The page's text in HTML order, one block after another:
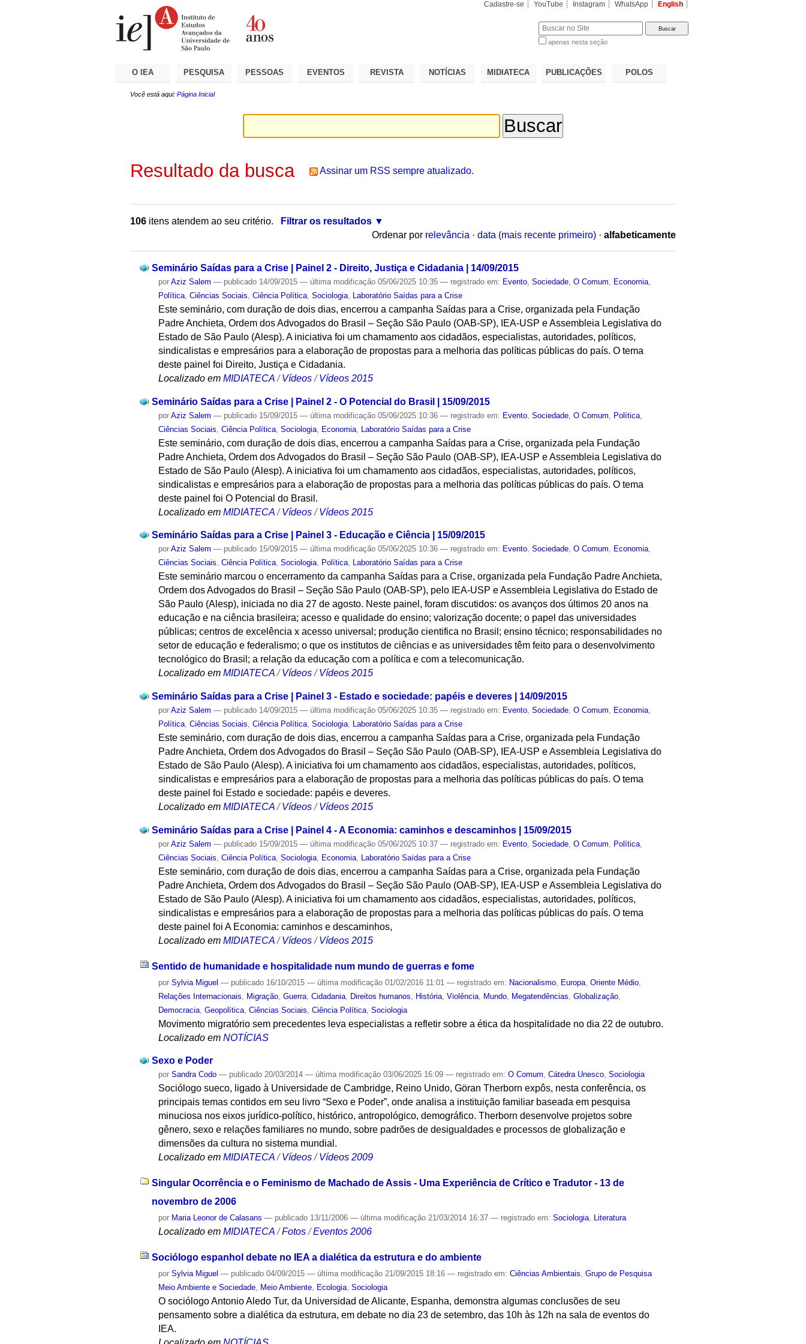
Cadastre-se YouTube Instagram WhatsApp English
apenas nesta seção
O IEA PESQUISA PESSOAS EVENTOS REVISTA NOTÍCIAS MIDIATECA PUBLICAÇÕES POLOS
Você está aqui: Página Inicial
Resultado da busca Assinar um RSS sempre atualizado.
106 itens atendem ao seu critério.
Filtrar os resultados
Ordenar por relevância · data (mais recente primeiro) · alfabeticamente
Seminário Saídas para a Crise | Painel 2 - Direito, Justiça e Cidadania | 14/09/2015
porAziz Salem — publicado 14/09/2015— última modificação 05/06/2025 10:35— registrado em: Evento ,Sociedade ,O Comum Economia
Política ,Ciências Sociais ,Ciência Política ,Sociologia Laboratório Saídas para a Crise
Este seminário, com duração de dois dias, encerrou a campanha Saídas para a Crise, organizada pela Fundação
Padre Anchieta, Ordem dos Advogados do Brasil – Seção São Paulo (OAB-SP), IEA-USP e Assembleia Legislativa do
Estado de São Paulo (Alesp). A iniciativa foi um chamamento aos cidadãos, especialistas, autoridades, políticos,
sindicalistas e empresários para a elaboração de propostas para a melhoria das políticas públicas do país. O tema
deste painel foi Direito, Justiça e Cidadania.
Localizado em MIDIATECA /Vídeos /Vídeos 2015
Seminário Saídas para a Crise | Painel 2 - O Potencial do Brasil | 15/09/2015
porAziz Salem — publicado 15/09/2015— última modificação 05/06/2025 10:36— registrado em: Evento ,Sociedade ,O Comum Política
Ciências Sociais ,Ciência Política ,Sociologia Economia Laboratório Saídas para a Crise
Este seminário, com duração de dois dias, encerrou a campanha Saídas para a Crise, organizada pela Fundação
Padre Anchieta, Ordem dos Advogados do Brasil – Seção São Paulo (OAB-SP), IEA-USP e Assembleia Legislativa do
Estado de São Paulo (Alesp). A iniciativa foi um chamamento aos cidadãos, especialistas, autoridades, políticos,
sindicalistas e empresários para a elaboração de propostas para a melhoria das políticas públicas do país. O tema
deste painel foi O Potencial do Brasil.
Localizado em MIDIATECA /Vídeos /Vídeos 2015
Seminário Saídas para a Crise | Painel 3 - Educação e Ciência | 15/09/2015
porAziz Salem — publicado 15/09/2015— última modificação 05/06/2025 10:36— registrado em: Evento,Sociedade,O Comum, Economia,
Ciências Sociais,Ciência Política,Sociologia, Política, Laboratório Saídas para a Crise
Este seminário marcou o encerramento da campanha Saídas para a Crise, organizada pela Fundação Padre Anchieta,
Ordem dos Advogados do Brasil – Seção São Paulo (OAB-SP), pelo IEA-USP e Assembleia Legislativa do Estado de
São Paulo (Alesp), iniciada no dia 27 de agosto. Neste painel, foram discutidos: os avanços dos últimos 20 anos na
educação e na ciência brasileira; acesso e qualidade do ensino; valorização docente; o papel das universidades
públicas; centros de excelência x acesso universal; produção cientifica no Brasil; ensino técnico; responsabilidades no
setor de educação e federalismo; o que os institutos de ciências e as universidades têm feito para o desenvolvimento
tecnológico do Brasil; a relação da educação com a política e com a telecomunicação.
Localizado em MIDIATECA /Vídeos /Vídeos 2015
Seminário Saídas para a Crise | Painel 3 - Estado e sociedade: papéis e deveres | 14/09/2015
porAziz Salem — publicado 14/09/2015— última modificação 05/06/2025 10:35— registrado em: Evento,Sociedade,O Comum, Economia,
Política,Ciências Sociais,Ciência Política,Sociologia, Laboratório Saídas para a Crise
Este seminário, com duração de dois dias, encerrou a campanha Saídas para a Crise, organizada pela Fundação
Padre Anchieta, Ordem dos Advogados do Brasil – Seção São Paulo (OAB-SP), IEA-USP e Assembleia Legislativa do
Estado de São Paulo (Alesp). A iniciativa foi um chamamento aos cidadãos, especialistas, autoridades, políticos,
sindicalistas e empresários para a elaboração de propostas para a melhoria das políticas públicas do país. O tema
deste painel foi Estado e sociedade: papéis e deveres.
Localizado em MIDIATECA /Vídeos /Vídeos 2015
Seminário Saídas para a Crise | Painel 4 - A Economia: caminhos e descaminhos | 15/09/2015
porAziz Salem — publicado 15/09/2015— última modificação 05/06/2025 10:37— registrado em: Evento ,Sociedade ,O Comum Política
Ciências Sociais ,Ciência Política ,Sociologia Economia Laboratório Saídas para a Crise
Este seminário, com duração de dois dias, encerrou a campanha Saídas para a Crise, organizada pela Fundação
Padre Anchieta, Ordem dos Advogados do Brasil – Seção São Paulo (OAB-SP), IEA-USP e Assembleia Legislativa do
Estado de São Paulo (Alesp). A iniciativa foi um chamamento aos cidadãos, especialistas, autoridades, políticos,
sindicalistas e empresários para a elaboração de propostas para a melhoria das políticas públicas do país. O tema
deste painel foi A Economia: caminhos e descaminhos,
Localizado em MIDIATECA /Vídeos /Vídeos 2015
Sentido de humanidade e hospitalidade num mundo de guerras e fome
porSylvia Miguel — publicado 16/10/2015— última modificação 01/02/2016 11:01— registrado em: Nacionalismo Europa ,Oriente Médio
Relações Internacionais
Migração ,Guerra ,Cidadania Direitos humanos História ,Violência Mundo Megatendências ,Globalização
Democracia ,Geopolítica ,Ciências Sociais ,Ciência Política ,Sociologia
Movimento migratório sem precedentes leva especialistas a refletir sobre a ética da hospitalidade no dia 22 de outubro.
Localizado em NOTÍCIAS
Sexo e Poder
porSandra Codo — publicado 20/03/2014— última modificação 03/06/2025 16:09— registrado em:O Comum,Cátedra Unesco,Sociologia
Sociólogo sueco, ligado à Universidade de Cambridge, Reino Unido, Göran Therborn expôs, nesta conferência, os
principais temas contidos em seu livro “Sexo e Poder”, onde analisa a instituição familiar baseada em pesquisa
minuciosa nos eixos jurídico-político, histórico, antropológico, demográfico. Therborn desenvolve projetos sobre
gênero, sexo e relações familiares no mundo, sobre padrões de desigualdades e processos de globalização e
dimensões da cultura no sistema mundial.
Localizado em MIDIATECA /Vídeos /Vídeos 2009
Singular Ocorrência e o Feminismo de Machado de Assis - Uma Experiência de Crítico e Tradutor - 13 de
novembro de 2006
por Maria Leonor de Calasans — publicado 13/11/2006— última modificação 21/03/2014 16:37— registrado em:Sociologia Literatura
Localizado em MIDIATECA /Fotos /Eventos 2006
Sociólogo espanhol debate no IEA a dialética da estrutura e do ambiente
porSylvia Miguel — publicado 04/09/2015— última modificação 21/09/2015 18:16— registrado em:Ciências Ambientais ,Grupo de Pesquisa
Meio Ambiente e Sociedade Meio Ambiente Ecologia ,Sociologia
O sociólogo Antonio Aledo Tur, da Universidad de Alicante, Espanha, demonstra algumas conclusões de seu
pensamento sobre a dialética da estrutura, em debate no dia 23 de setembro, das 10h às 12h na sala de eventos do
IEA.